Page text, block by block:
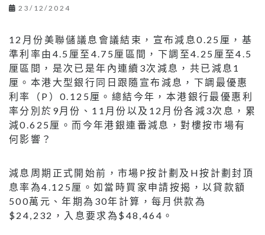
23/12/2024
12月份美聯儲議息會議結束，宣布減息0.25厘，基
準利率由4.5厘至4.75厘區間，下調至4.25厘至4.5
厘區間，是次已是年內連續3次減息，共已減息1
厘。本港大型銀行同日跟隨宣布減息，下調最優惠
利率（P）0.125厘。總結今年，本港銀行最優惠利
率分別於9月份、11月份以及12月份各減3次息，累
減0.625厘。而今年港銀連番減息，對樓按市場有
何影響？
減息周期正式開始前，市場P按計劃及H按計劃封頂
息率為4.125厘。如當時買家申請按揭，以貸款額
500萬元、年期為30年計算，每月供款為
$24,232，入息要求為$48,464。